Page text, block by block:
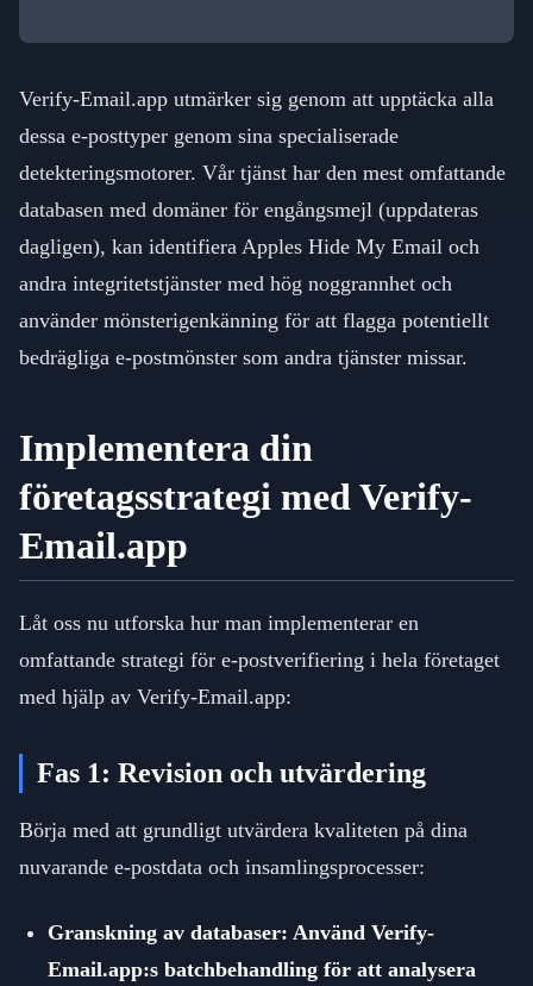
Verify-Email.app utmärker sig genom att upptäcka alla
dessa e-posttyper genom sina specialiserade
detekteringsmotorer. Vår tjänst har den mest omfattande
databasen med domäner för engångsmejl (uppdateras
dagligen), kan identifiera Apples Hide My Email och
andra integritetstjänster med hög noggrannhet och
använder mönsterigenkänning för att flagga potentiellt
bedrägliga e-postmönster som andra tjänster missar.
Implementera din
företagsstrategi med Verify-
Email.app
Låt oss nu utforska hur man implementerar en
omfattande strategi för e-postverifiering i hela företaget
med hjälp av Verify-Email.app:
Fas 1: Revision och utvärdering
Börja med att grundligt utvärdera kvaliteten på dina
nuvarande e-postdata och insamlingsprocesser:
Granskning av databaser: Använd Verify-
Email.app:s batchbehandling för att analysera